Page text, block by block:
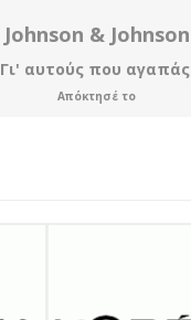
Johnson & Johnson
Γι' αυτούς που αγαπάς
Απόκτησέ το